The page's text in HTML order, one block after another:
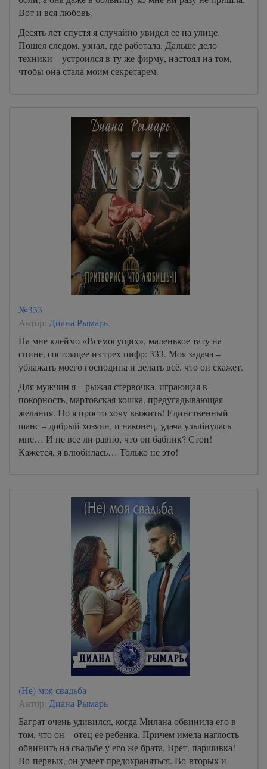
Вот и вся любовь.
Десять лет спустя я случайно увидел ее на улице.
Пошел следом, узнал, где работала. Дальше дело
техники – устроился в ту же фирму, настоял на том,
чтобы она стала моим секретарем.
№333
Автор: Диана Рымарь
На мне клеймо «Всемогущих», маленькое тату на
спине, состоящее из трех цифр: 333. Моя задача –
ублажать моего господина и делать всё, что он скажет.
Для мужчин я – рыжая стервочка, играющая в
покорность, мартовская кошка, предугадывающая
желания. Но я просто хочу выжить! Единственный
шанс – добрый хозяин, и наконец, удача улыбнулась
мне… И не все ли равно, что он бабник? Стоп!
Кажется, я влюбилась… Только не это!
(Не) моя свадьба
Автор: Диана Рымарь
Баграт очень удивился, когда Милана обвинила его в
том, что он – отец ее ребенка. Причем имела наглость
обвинить на свадьбе у его же брата. Врет, паршивка!
Во-первых, он умеет предохраняться. Во-вторых и